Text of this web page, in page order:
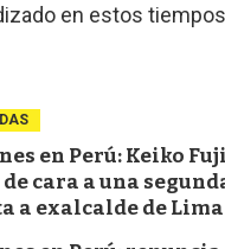
en estos
en Perú: Keiko
cara a una
a exalcalde de Lima